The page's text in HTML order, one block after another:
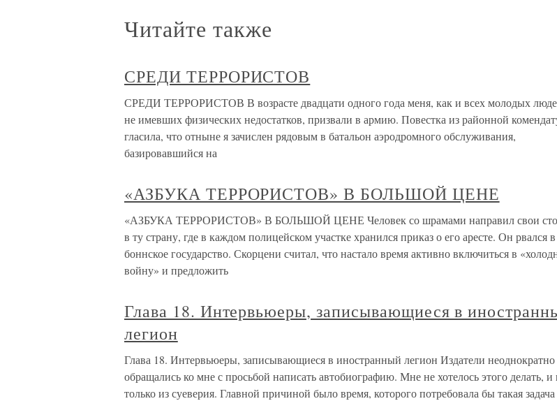
Читайте также
СРЕДИ ТЕРРОРИСТОВ
СРЕДИ ТЕРРОРИСТОВ В возрасте двадцати одного года меня, как и всех молодых
не имевших физических недостатков, призвали в армию. Повестка из районной
гласила, что отныне я зачислен рядовым в батальон аэродромного обслуживания,
базировавшийся на
«АЗБУКА ТЕРРОРИСТОВ» В БОЛЬШОЙ ЦЕНЕ
«АЗБУКА ТЕРРОРИСТОВ» В БОЛЬШОЙ ЦЕНЕ Человек со шрамами направил свои
в ту страну, где в каждом полицейском участке хранился приказ о его аресте. Он рвался в
боннское государство. Скорцени считал, что настало время активно включиться в
войну» и предложить
Глава 18. Интервьюеры, записывающиеся в
легион
Глава 18. Интервьюеры, записывающиеся в иностранный легион Издатели неоднократно
обращались ко мне с просьбой написать автобиографию. Мне не хотелось этого делать, и
только из суеверия. Главной причиной было время, которого потребовала бы такая